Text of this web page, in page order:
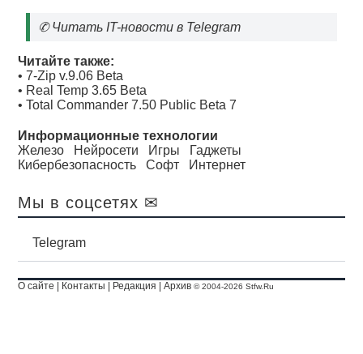
✆Читать IT-новости в Telegram
Читайте также:
•7-Zip v.9.06 Beta
• Real Temp 3.65 Beta
•Total Commander 7.50 Public Beta 7
Информационные технологии
Железо
Нейросети Игры
Гаджеты
Кибербезопасность
Софт Интернет
Мы в соцсетях ✉
Telegram
О сайте Контакты Редакция |Архив © 2004-2026 Stfw.Ru